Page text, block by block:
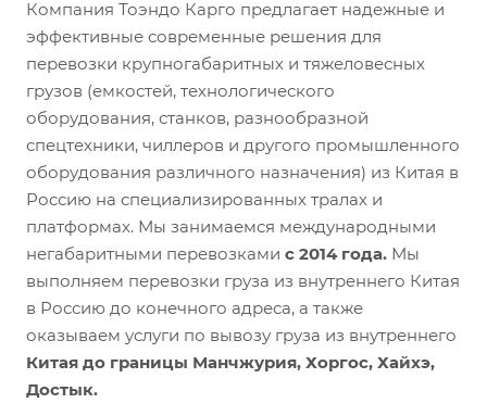
Компания Тоэндо Карго предлагает надежные и
эффективные современные решения для
перевозки крупногабаритных и тяжеловесных
грузов (емкостей, технологического
оборудования, станков, разнообразной
спецтехники, чиллеров и другого промышленного
оборудования различного назначения) из Китая в
Россию на специализированных тралах и
платформах. Мы занимаемся международными
негабаритными перевозками с 2014 года. Мы
выполняем перевозки груза из внутреннего Китая
в Россию до конечного адреса, а также
оказываем услуги по вывозу груза из внутреннего
Китая до границы Манчжурия, Хоргос, Хайхэ,
Достык.